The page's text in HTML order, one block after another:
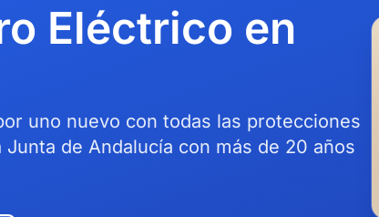
Eléctrico en
uno nuevo con todas las protecciones
de Andalucía con más de 20 años